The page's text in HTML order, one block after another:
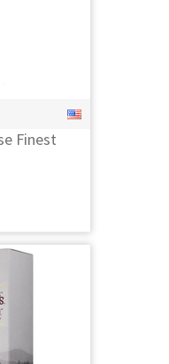
Finest